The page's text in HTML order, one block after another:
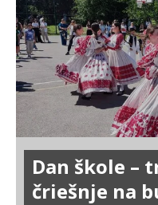
Dan škole –
čriešnje na